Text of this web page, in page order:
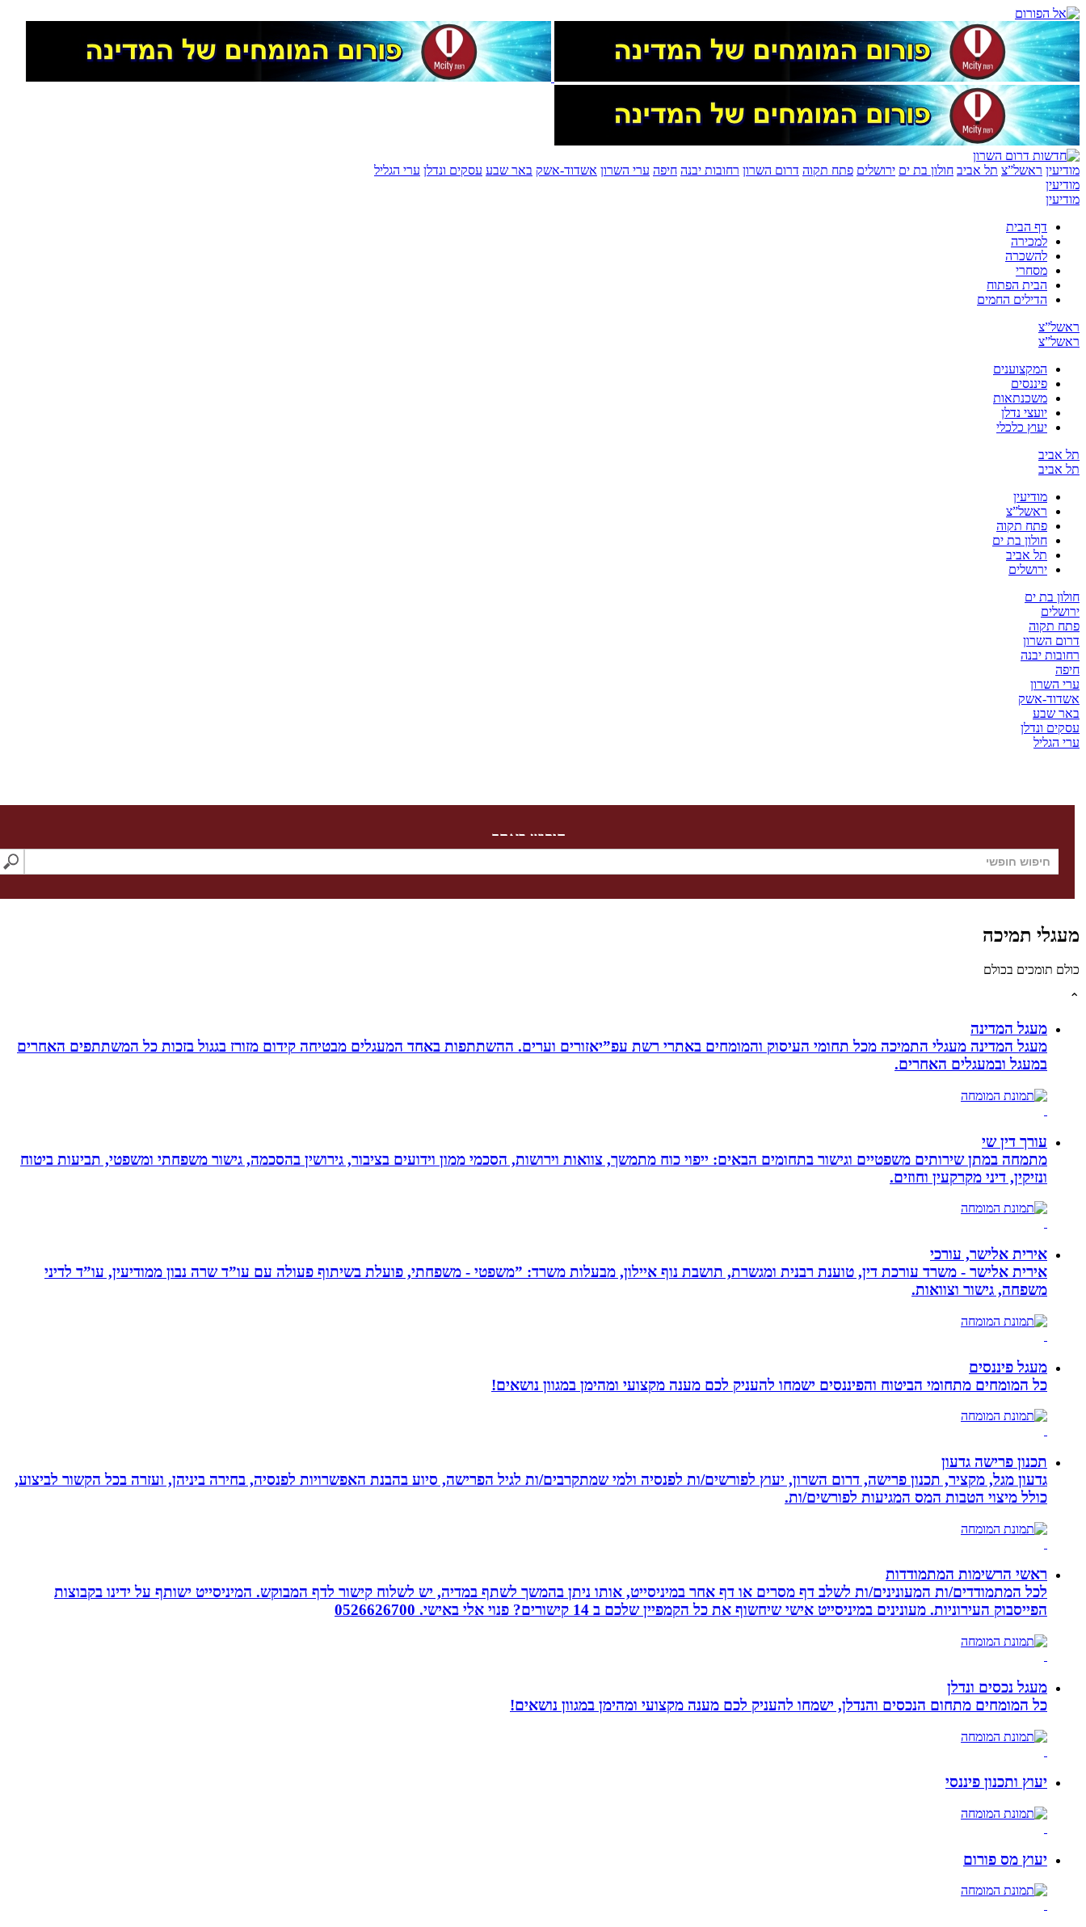
מודיעין ראשל”צ תל אביב חולון בת ים ירושלים פתח תקוה דרום השרון רחובות יבנה חיפה ערי השרון אשדוד-אשק באר שבע עסקים ונדלן ערי הגליל
מודיעין
מודיעין
דף הבית
למכירה
להשכרה
מסחרי
הבית הפתוח
הדילים החמים
ראשל”צ
ראשל”צ
המקצוענים
פיננסים
משכנתאות
יועצי נדלן
יעוץ כלכלי
תל אביב
תל אביב
מודיעין
ראשל”צ
פתח תקוה
חולון בת ים
תל אביב
ירושלים
חולון בת ים
ירושלים
פתח תקוה
דרום השרון
רחובות יבנה
חיפה
ערי השרון
אשדוד-אשק
באר שבע
עסקים ונדלן
ערי הגליל
חיפוש באתר
מעגלי תמיכה
כולם תומכים בכולם
⌃
מעגל המדינה
מעגל המדינה מעגלי התמיכה מכל תחומי העיסוק והמומחים באתרי רשת עפ”יאזורים וערים. ההשתתפות באחד המעגלים מבטיחה קידום מזורז בגגול בזכות כל המשתתפים האחרים
במעגל ובמעגלים האחרים.
עורך דין שי
מתמחה במתן שירותים משפטיים וגישור בתחומים הבאים: ייפוי כוח מתמשך, צוואות וירושות, הסכמי ממון וידועים בציבור, גירושין בהסכמה, גישור משפחתי ומשפטי, תביעות ביטוח
ונזיקין, דיני מקרקעין וחוזים.
אירית אלישר, עורכי
אירית אלישר - משרד עורכת דין, טוענת רבנית ומגשרת, תושבת נוף איילון, מבעלות משרד: ”משפטי - משפחתי, פועלת בשיתוף פעולה עם עו”ד שרה נבון ממודיעין, עו”ד לדיני
משפחה, גישור וצוואות.
מעגל פיננסים
כל המומחים מתחומי הביטוח והפיננסים ישמחו להעניק לכם מענה מקצועי ומהימן במגוון נושאים!
תכנון פרישה גדעון
גדעון מגל, מקציר, תכנון פרישה, דרום השרון, יעוץ לפורשים/ות לפנסיה ולמי שמתקרבים/ות לגיל הפרישה, סיוע בהבנת האפשרויות לפנסיה, בחירה ביניהן, ועזרה בכל הקשור לביצוע,
כולל מיצוי הטבות המס המגיעות לפורשים/ות.
ראשי הרשימות המתמודדות
לכל המתמודדים/ות המעונינים/ות לשלב דף מסרים או דף אחר במיניסייט, אותו ניתן בהמשך לשתף במדיה, יש לשלוח קישור לדף המבוקש. המיניסייט ישותף על ידינו בקבוצות
הפייסבוק העירוניות. מעונינים במיניסייט אישי שיחשוף את כל הקמפיין שלכם ב 14 קישורים? פנוי אלי באישי. 0526626700
מעגל נכסים ונדלן
כל המומחים מתחום הנכסים והנדלן, ישמחו להעניק לכם מענה מקצועי ומהימן במגוון נושאים!
יעוץ ותכנון פיננסי
יעוץ מס פורום